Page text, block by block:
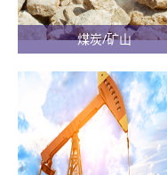
煤炭/矿山